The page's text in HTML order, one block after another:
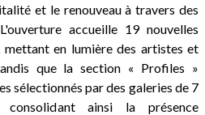
et le renouveau à travers des
accueille 19 nouvelles
mettant en lumière des artistes et
que la section « Profiles »
sélectionnés par des galeries de 7
consolidant ainsi la présence